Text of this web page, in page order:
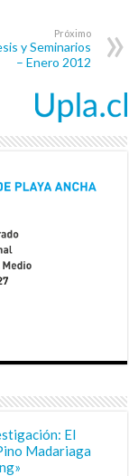
Próximo
y Seminarios
– Enero 2012
El
Madariaga